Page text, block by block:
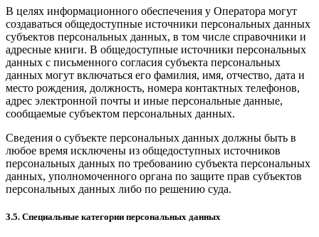
В целях информационного обеспечения у Оператора могут
создаваться общедоступные источники персональных данных
субъектов персональных данных, в том числе справочники и
адресные книги. В общедоступные источники персональных
данных с письменного согласия субъекта персональных
данных могут включаться его фамилия, имя, отчество, дата и
место рождения, должность, номера контактных телефонов,
адрес электронной почты и иные персональные данные,
сообщаемые субъектом персональных данных.
Сведения о субъекте персональных данных должны быть в
любое время исключены из общедоступных источников
персональных данных по требованию субъекта персональных
данных, уполномоченного органа по защите прав субъектов
персональных данных либо по решению суда.
3.5. Специальные категории персональных данных